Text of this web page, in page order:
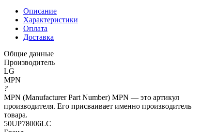
Описание
Характеристики
Оплата
Доставка
Общие данные
Производитель
LG
MPN
?
MPN (Manufacturer Part Number) MPN — это артикул
производителя. Его присваивает именно производитель
товара.
50UP78006LC